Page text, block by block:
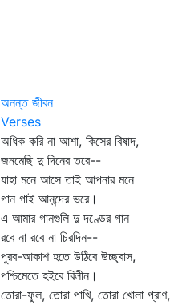
অনন্ত জীবন
Verses
অধিক করি না আশা, কিসের বিষাদ,
জনমেছি দু দিনের তরে--
যাহা মনে আসে তাই আপনার মনে
গান গাই আনন্দের ভরে।
এ আমার গানগুলি দু দণ্ডের গান
রবে না রবে না চিরদিন--
পুরব-আকাশ হতে উঠিবে উচ্ছ্বাস,
পশ্চিমেতে হইবে বিলীন।
তোরা-ফুল, তোরা পাখি, তোরা খোলা প্রাণ,